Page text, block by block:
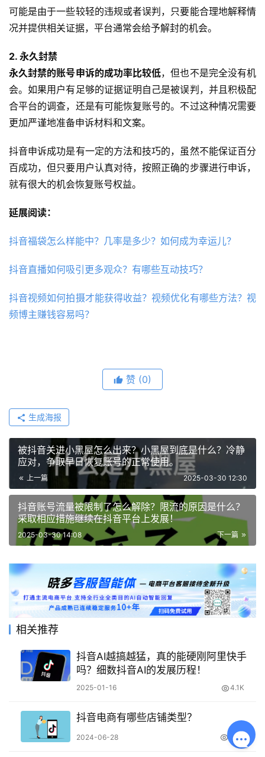
可能是由于一些较轻的违规或者误判，只要能合理地解释情
况并提供相关证据，平台通常会给予解封的机会。
2. 永久封禁
永久封禁的账号申诉的成功率比较低，但也不是完全没有机
会。如果用户有足够的证据证明自己是被误判，并且积极配
合平台的调查，还是有可能恢复账号的。不过这种情况需要
更加严谨地准备申诉材料和文案。
抖音申诉成功是有一定的方法和技巧的，虽然不能保证百分
百成功，但只要用户认真对待，按照正确的步骤进行申诉，
就有很大的机会恢复账号权益。
延展阅读：
抖音福袋怎么样能中？几率是多少？如何成为幸运儿？
抖音直播如何吸引更多观众？有哪些互动技巧？
抖音视频如何拍摄才能获得收益？视频优化有哪些方法？视
频博主赚钱容易吗？
赞 (0)
生成海报
被抖音关进小黑屋怎么出来？小黑屋到底是什么？冷静
应对，争取早日恢复账号的正常使用。
上一篇 2025-03-30 12:30
抖音账号流量被限制了怎么解除？限流的原因是什么？
采取相应措施继续在抖音平台上发展！
下一篇
2025-03-30 14:08
相关推荐
抖音AI越搞越猛，真的能硬刚阿里快手
吗？细数抖音AI的发展历程！
2025-01-16 4.1K
抖音电商有哪些店铺类型？
2024-06-28 3.9K